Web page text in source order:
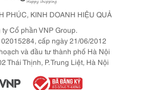
PHÚC, KINH DOANH HIỆU QUẢ
Cổ phần VNP Group.
cấp ngày 21/06/2012
và đầu tư thành phố Hà Nội
Thái Thịnh, P. Trung Liệt, Hà Nội